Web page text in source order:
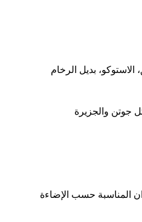
الاستوكو، بديل الرخام
جوتن والجزيرة
المناسبة حسب الإضاءة